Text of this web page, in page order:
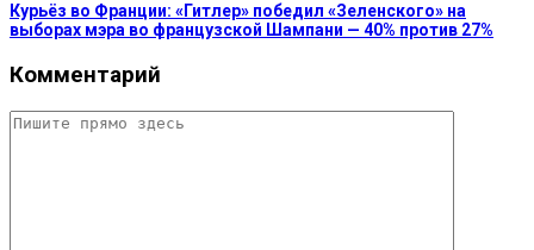
Курьёз во Франции: «Гитлер» победил «Зеленского» на
выборах мэра во французской Шампани — 40% против 27%
Комментарий